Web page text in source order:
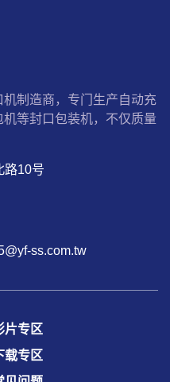
制造商，专门生产自动充
等封口包装机，不仅质量
路10号
ss.com.tw
片专区
载专区